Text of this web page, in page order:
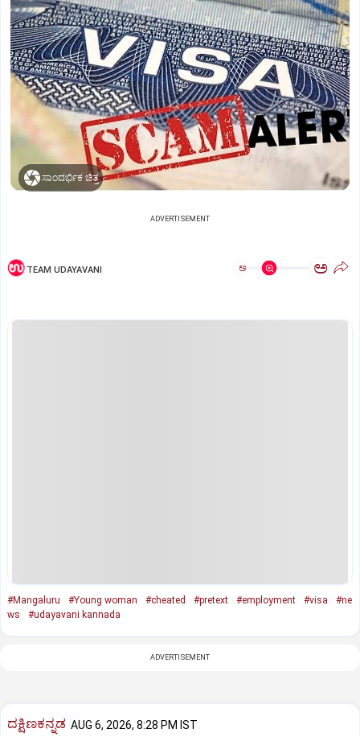
ಸಾಂದರ್ಭಿಕ ಚಿತ್ರ
ADVERTISEMENT
TEAM UDAYAVANI ಅ ಅ
#Mangaluru #Young woman #cheated #pretext #employment #visa
#ne
ws
#udayavani kannada
ADVERTISEMENT
ದಕ್ಷಿಣಕನ್ನಡ AUG 6, 2026, 8:28 PM IST